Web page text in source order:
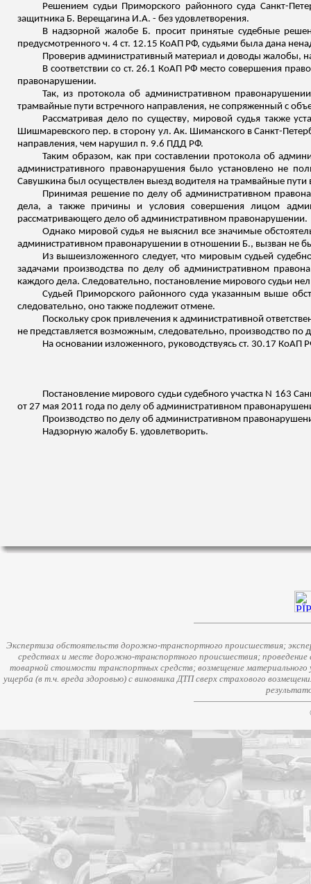
Решением судьи Приморского районного суда Санкт-
защитника Б. Верещагина И.А. - без удовлетворения.
В надзорной жалобе Б. просит принятые судебные
предусмотренного ч. 4 ст. 12.15 КоАП РФ, судьями была дана
Проверив административный материал и доводы
В соответствии со ст. 26.1 КоАП РФ место совершения
правонарушении.
Так, из протокола об административном
трамвайные пути встречного направления, не сопряженный с
Рассматривая дело по существу, мировой судья также
Шишмаревского пер. в сторону ул. Ак. Шиманскогов Санкт-
направления, чем нарушил п. 9.6 ПДД РФ.
Таким образом, как при составлении протокола об
административного правонарушения было установлено не
Савушкина был осуществлен выезд водителя на трамвайные
Принимая решение по делу об административном
дела, а также причины и условия совершения лицом
рассматривающего дело об административном правонарушении.
Однако мировой судья не выяснил все значимые
административном правонарушении в отношении Б., вызван не
Из вышеизложенного следует, что мировым судьей
задачами производства по делу об административном
каждого дела. Следовательно, постановление мирового судьи
Судьей Приморского районного суда указанным выше
следовательно, оно также подлежит отмене.
Поскольку срок привлечения к административной
не представляется возможным, следовательно, производство
На основании изложенного, руководствуясь ст. 30.17 КоАП
Постановление мирового судьи судебного участка N 163
от 27 мая 2011 года по делу об административном
Производство по делу об административном
Надзорную жалобу Б. удовлетворить.
Экспертиза обстоятельств дорожно-транспортного происшествия;
средствах и месте дорожно-транспортного происшествия;
товарной стоимости транспортных средств; возмещение
ущерба (в т.ч. вреда здоровью) с виновника ДТП сверх страхового